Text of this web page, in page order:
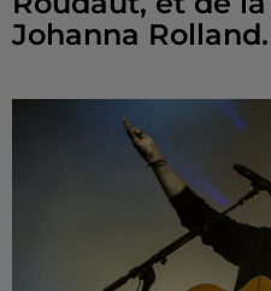
Johanna Rolland.